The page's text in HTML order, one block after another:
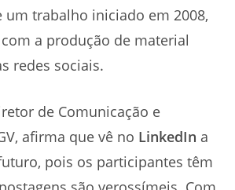
um trabalho iniciado em 2008,
a produção de material
redes sociais.
de Comunicação e
afirma que vê no LinkedIn a
pois os participantes têm